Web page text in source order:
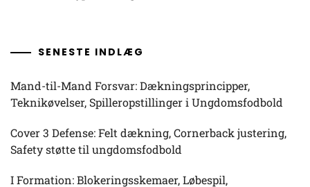
SENESTE INDLÆG
Mand-til-Mand Forsvar: Dækningsprincipper,
Teknikøvelser, Spilleropstillinger i Ungdomsfodbold
Cover 3 Defense: Felt dækning, Cornerback justering,
Safety støtte til ungdomsfodbold
I Formation: Blokeringsskemaer, Løbespil,